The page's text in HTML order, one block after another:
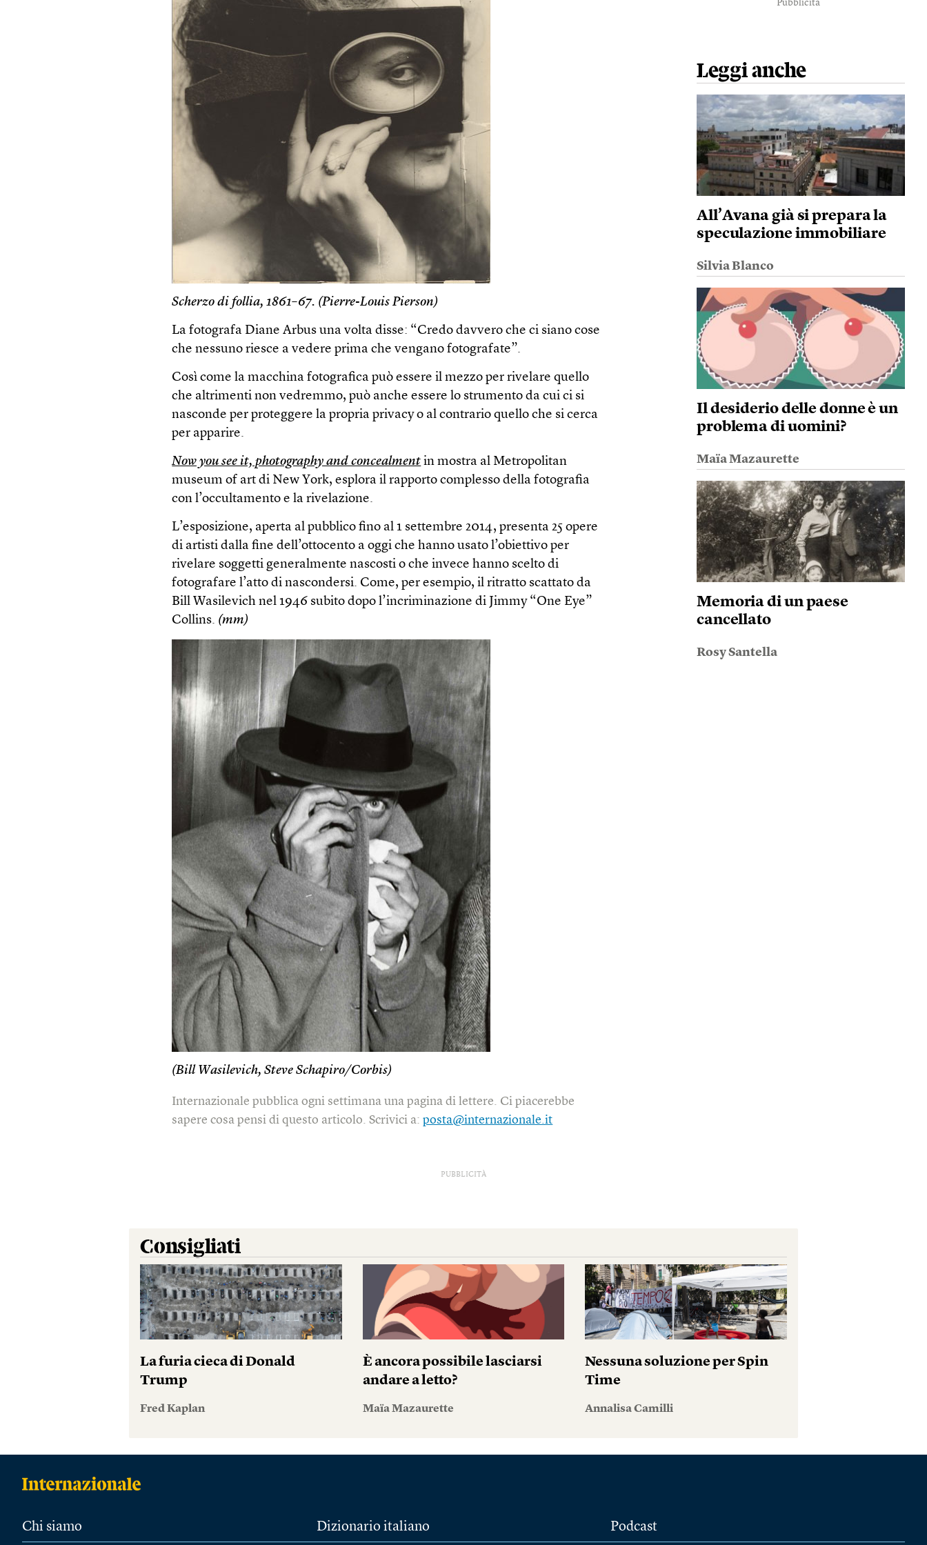
Scherzo di follia, 1861–67. (Pierre-Louis Pierson)
La fotografa Diane Arbus una volta disse: “Credo davvero che ci siano cose
che nessuno riesce a vedere prima che vengano fotografate”.
Così come la macchina fotografica può essere il mezzo per rivelare quello
che altrimenti non vedremmo, può anche essere lo strumento da cui ci si
nasconde per proteggere la propria privacy o al contrario quello che si cerca
per apparire.
Now you see it, photography and concealment in mostra al Metropolitan
museum of art di New York, esplora il rapporto complesso della fotografia
con l’occultamento e la rivelazione.
L’esposizione, aperta al pubblico fino al 1 settembre 2014, presenta 25 opere
di artisti dalla fine dell’ottocento a oggi che hanno usato l’obiettivo per
rivelare soggetti generalmente nascosti o che invece hanno scelto di
fotografare l’atto di nascondersi. Come, per esempio, il ritratto scattato da
Bill Wasilevich nel 1946 subito dopo l’incriminazione di Jimmy “One Eye”
Collins. (mm)
(Bill Wasilevich, Steve Schapiro/Corbis)
Internazionale pubblica ogni settimana una pagina di lettere. Ci piacerebbe
sapere cosa pensi di questo articolo. Scrivici a:posta@internazionale.it
Pubblicità
Leggi anche
All’Avana già si prepara la
speculazione immobiliare
Silvia Blanco
Il desiderio delle donne è un
problema di uomini?
Maïa Mazaurette
Memoria di un paese
cancellato
Rosy Santella
PUBBLICITÀ
Consigliati
La furia cieca di Donald
Trump
Fred Kaplan
È ancora possibile lasciarsi
andare a letto?
Maïa Mazaurette
Nessuna soluzione per Spin
Time
Annalisa Camilli
Chi siamo Dizionario italiano Podcast